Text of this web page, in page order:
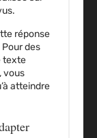
réponse
des
texte
vous
atteindre